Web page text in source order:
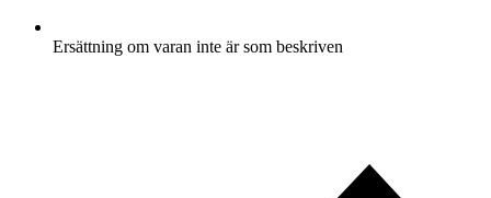
Ersättning om varan inte är som beskriven